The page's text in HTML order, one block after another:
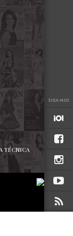
SIGA-NOS
TÉCNICA